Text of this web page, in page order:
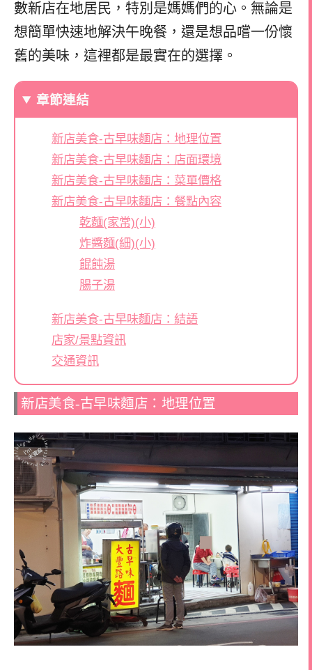
數新店在地居民，特別是媽媽們的心。無論是
想簡單快速地解決午晚餐，還是想品嚐一份懷
舊的美味，這裡都是最實在的選擇。
章節連結
新店美食-古早味麵店：地理位置
新店美食-古早味麵店：店面環境
新店美食-古早味麵店：菜單價格
新店美食-古早味麵店：餐點內容
乾麵(家常)(小)
炸醬麵(細)(小)
餛飩湯
腸子湯
新店美食-古早味麵店：結語
店家/景點資訊
交通資訊
新店美食-古早味麵店：地理位置